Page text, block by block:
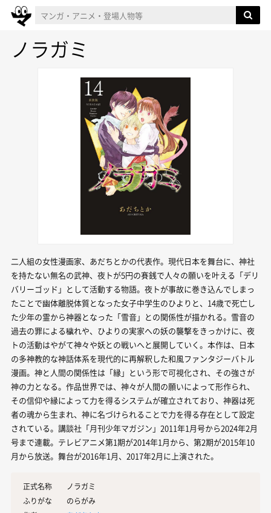
ノラガミ
二人組の女性漫画家、あだちとかの代表作。現代日本を舞台に、神社
を持たない無名の武神、夜トが5円の賽銭で人々の願いを叶える「デリ
バリーゴッド」として活動する物語。夜トが事故に巻き込んでしまっ
たことで幽体離脱体質となった女子中学生のひよりと、14歳で死亡し
た少年の霊から神器となった「雪音」との関係性が描かれる。雪音の
過去の罪による穢れや、ひよりの実家への妖の襲撃をきっかけに、夜
トの活動はやがて神々や妖との戦いへと展開していく。本作は、日本
の多神教的な神話体系を現代的に再解釈した和風ファンタジーバトル
漫画。神と人間の関係性は「縁」という形で可視化され、その強さが
神の力となる。作品世界では、神々が人間の願いによって形作られ、
その信仰や縁によって力を得るシステムが確立されており、神器は死
者の魂から生まれ、神に名づけられることで力を得る存在として設定
されている。講談社「月刊少年マガジン」2011年1月号から2024年2月
号まで連載。テレビアニメ第1期が2014年1月から、第2期が2015年10
月から放送。舞台が2016年1月、2017年2月に上演された。
正式名称
ノラガミ
ふりがな
のらがみ